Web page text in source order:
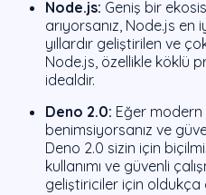
Node.js: Geniş bir
arıyorsanız, Node.js en
yıllardır geliştirilen ve
Node.js, özellikle köklü
idealdir.
Deno 2.0: Eğer modern
benimsiyorsanız ve
Deno 2.0 sizin için
kullanımı ve güvenli
geliştiriciler için